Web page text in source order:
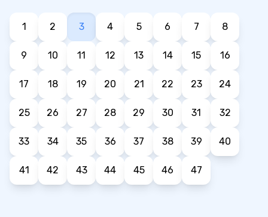
1 2 3 4 5 6 7 8
9 10 11 12 13 14 15 16
17 18 19 20 21 22 23 24
25 26 27 28 29 30 31 32
33 34 35 36 37 38 39 40
41 42 43 44 45 46 47